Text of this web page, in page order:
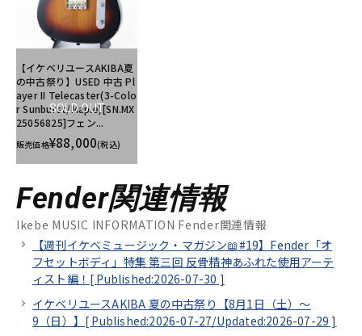
SOLD OUT
【イケベリユースAKIBA夏
の中古祭り】USED 中古 Pl
ayer II Telecaster(3-Colo
r Sunburst/Maple)[SN.MX
25056825]フェン...
販売価格¥88,000(税込)
Fender関連情報
Ikebe MUSIC INFORMATION Fender関連情報
【週刊イケベミュージック・マガジン📖#19】Fender「オ
フセットボディ」特集 第三回 反骨精神あふれた使用アーテ
ィスト編！[ Published:2026-07-30 ]
イケベリユースAKIBA 夏の中古祭り【8月1日（土）～
9（日）】[ Published:2026-07-27/Updated:2026-07-29 ]